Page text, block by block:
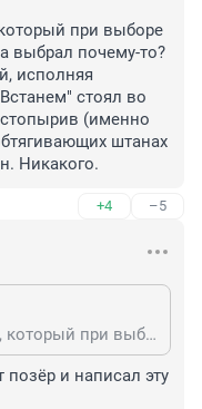
при выборе
выбрал почему-то?
исполняя
стоял во
(именно
штанах
Никакого.
+4 –5
Насчет сравнения с артистом, который при выборе букв для своего артпсевдонима выбрал почему-то? не наш язык.. человек, который, исполняя действительно святую песню "Встанем" стоял во время исполнения на сцене растопырив (именно растопырив) ноги в кожаных обтягивающих штанах (как так можно ?) - вот согласен. Никакого.
позёр и написал эту